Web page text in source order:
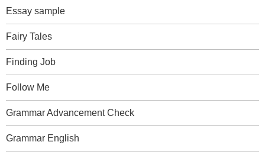
Essay sample
Fairy Tales
Finding Job
Follow Me
Grammar Advancement Check
Grammar English